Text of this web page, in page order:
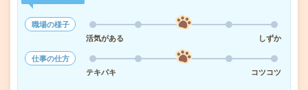
職場の様子
活気がある
しずか
仕事の仕方
テキパキ
コツコツ